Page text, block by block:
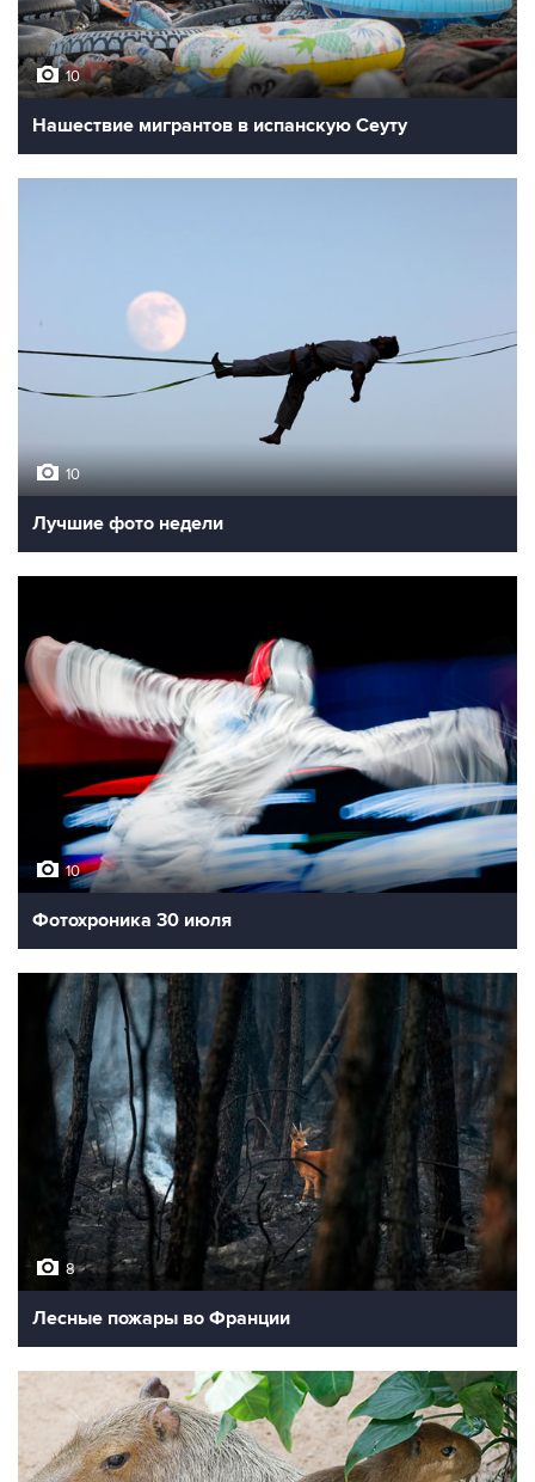
10
Нашествие мигрантов в испанскую Сеуту
10
Лучшие фото недели
10
Фотохроника 30 июля
8
Лесные пожары во Франции